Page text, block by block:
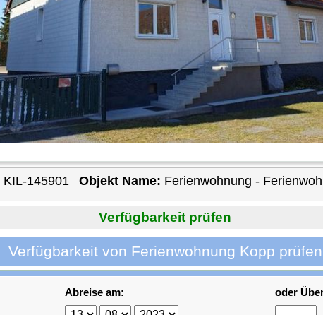
KIL-145901 Objekt Name: Ferienwohnung -
Verfügbarkeit prüfen
Verfügbarkeit von Ferienwohnung Kopp prüfen
Abreise am: oder